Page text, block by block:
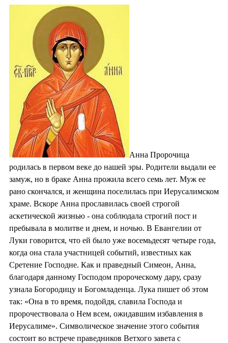
Анна Пророчица
родилась в первом веке до нашей эры. Родители выдали ее
замуж, но в браке Анна прожила всего семь лет. Муж ее
рано скончался, и женщина поселилась при Иерусалимском
храме. Вскоре Анна прославилась своей строгой
аскетической жизнью - она соблюдала строгий пост и
пребывала в молитве и днем, и ночью. В Евангелии от
Луки говорится, что ей было уже восемьдесят четыре года,
когда она стала участницей событий, известных как
Сретение Господне. Как и праведный Симеон, Анна,
благодаря данному Господом пророческому дару, сразу
узнала Богородицу и Богомладенца. Лука пишет об этом
так: «Она в то время, подойдя, славила Господа и
пророчествовала о Нем всем, ожидавшим избавления в
Иерусалиме». Символическое значение этого события
состоит во встрече праведников Ветхого завета с